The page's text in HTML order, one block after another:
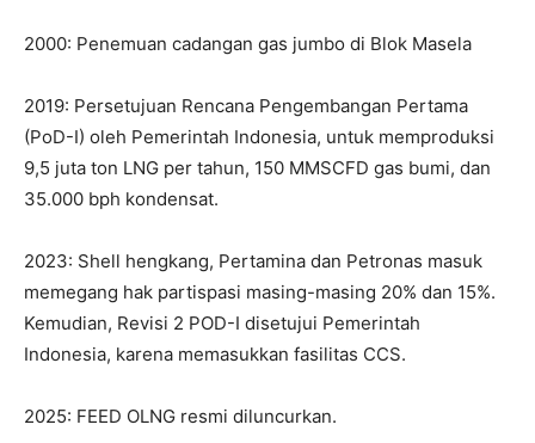
2000: Penemuan cadangan gas jumbo di Blok Masela
2019: Persetujuan Rencana Pengembangan Pertama
(PoD-I) oleh Pemerintah Indonesia, untuk memproduksi
9,5 juta ton LNG per tahun, 150 MMSCFD gas bumi, dan
35.000 bph kondensat.
2023: Shell hengkang, Pertamina dan Petronas masuk
memegang hak partispasi masing-masing 20% dan 15%.
Kemudian, Revisi 2 POD-I disetujui Pemerintah
Indonesia, karena memasukkan fasilitas CCS.
2025: FEED OLNG resmi diluncurkan.